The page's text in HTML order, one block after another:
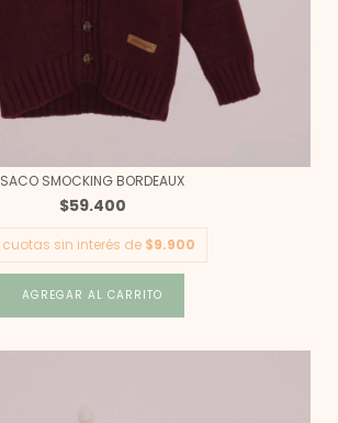
SACO SMOCKING BORDEAUX
$59.400
cuotas sin interés de $9.900
AGREGAR AL CARRITO